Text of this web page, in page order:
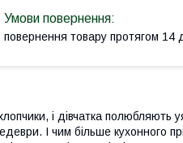
повернення товару протягом 14
і дівчатка
І чим більше кухонного